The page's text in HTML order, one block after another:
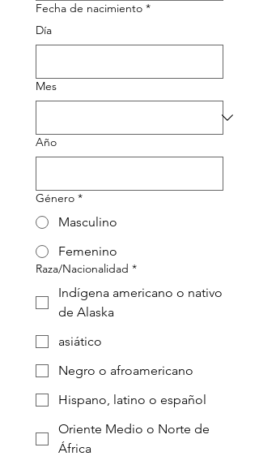
Fecha de nacimiento *
Día
Mes
Año
Género *
Masculino
Femenino
Raza/Nacionalidad *
Indígena americano o nativo
de Alaska
asiático
Negro o afroamericano
Hispano, latino o español
Oriente Medio o Norte de
África